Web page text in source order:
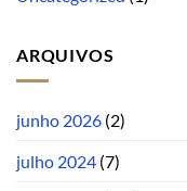
ARQUIVOS
junho 2026 (2)
julho 2024 (7)